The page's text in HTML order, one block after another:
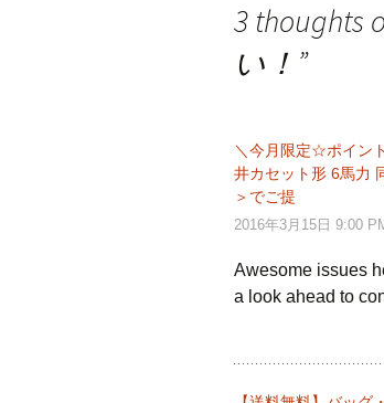
3 thoughts
い！ ”
＼今月限定☆ポイン
井カセット形 6馬力
＞でご提
2016年3月15日 9:00
Awesome issues
a look ahead to